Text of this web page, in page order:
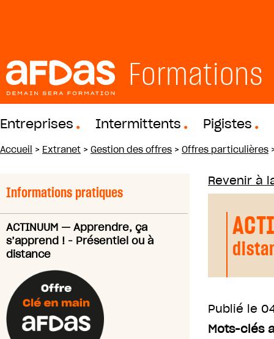
Formations
Entreprises Intermittents Pigistes
Accueil > Extranet > Gestion des offres > Offres particulières
Informations pratiques
ACTINUUM — Apprendre, ça
s’apprend ! - Présentiel ou à
distance
Revenir à
Publié le
Mots-clés